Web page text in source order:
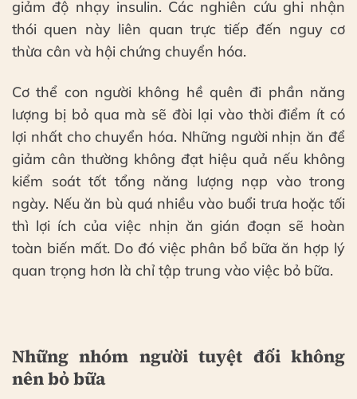
giảm độ nhạy insulin. Các nghiên cứu ghi nhận
thói quen này liên quan trực tiếp đến nguy cơ
thừa cân và hội chứng chuyển hóa.
Cơ thể con người không hề quên đi phần năng
lượng bị bỏ qua mà sẽ đòi lại vào thời điểm ít có
lợi nhất cho chuyển hóa. Những người nhịn ăn để
giảm cân thường không đạt hiệu quả nếu không
kiểm soát tốt tổng năng lượng nạp vào trong
ngày. Nếu ăn bù quá nhiều vào buổi trưa hoặc tối
thì lợi ích của việc nhịn ăn gián đoạn sẽ hoàn
toàn biến mất. Do đó việc phân bổ bữa ăn hợp lý
quan trọng hơn là chỉ tập trung vào việc bỏ bữa.
Những nhóm người tuyệt đối không
nên bỏ bữa